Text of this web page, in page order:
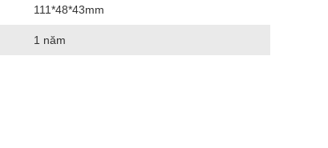
111*48*43mm
1 năm